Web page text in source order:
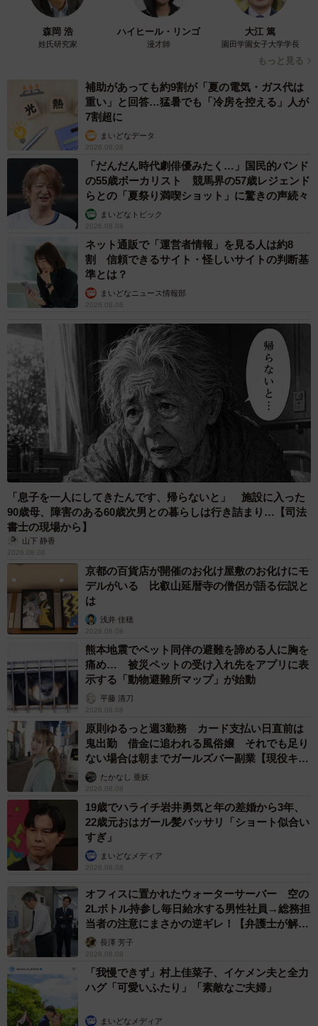
森岡 浩
姓氏研究家
ハイヒール・リンゴ
漫才師
大江 篤
園田学園女子大学学長
もっと見る
補助があっても約9割が「夏の電気・ガス代は
重い」と回答…猛暑でも「冷房を控える」人が
7割超に
まいどなデータ
2026.08.08
「だんだん時代劇俳優みたく…」国民的バンド
の55歳ボーカリスト 競馬界の57歳レジェンド
らとの「夏祭り満喫ショット」に驚きの声続々
まいどなトピック
2026.08.08
ネット通販で「運営者情報」を見る人は約8
割 信頼できるサイト・怪しいサイトの判断基
準とは？
まいどなニュース情報部
2026.08.08
「息子を一人にしてきたんです、帰らないと」 施設に入った
90歳母、障害のある60歳次男との暮らしは行き詰まり…【司法
書士の現場から】
山下 静香
2026.08.08
京都の百貨店が開催のお化け屋敷のお化けにモ
デルがいる 比叡山延暦寺の僧侶が語る伝説と
は
浅井 佳穂
2026.08.08
熊本地震でペット同伴の避難を諦める人に胸を
痛め… 被災ペットの受け入れ先をアプリに表
示する「動物避難所マップ」が始動
平藤 清刀
2026.08.08
原則ゆるっと週3勤務 カード支払い日直前は
鬼出勤 借金に追われる風俗嬢 それでも足り
ない場合は朝までガールズバー副業【現役キャ
ストに取材】
たかなし 亜妖
2026.08.08
19歳でハライチ岩井勇気と年の差婚から3年、
22歳元おはガール髪バッサリ「ショート似合い
すぎ」
まいどなメディア
2026.08.08
オフィスに置かれたウォーターサーバー 空の
2Lボトル持参し毎日給水する男性社員→総務担
当者の注意にまさかの逆ギレ！【弁護士が解
説】長澤 芳子
2026.08.08
「我慢できず」村上佳菜子、イケメン夫と全力
ハグ「可愛いふたり」「素敵なご夫婦」
まいどなメディア